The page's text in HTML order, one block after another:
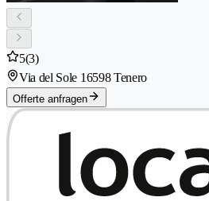
5(3)
Via del Sole 16598 Tenero
Offerte anfragen